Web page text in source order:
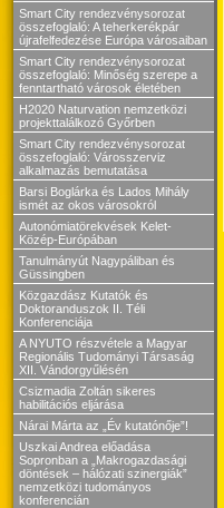
Smart City rendezvénysorozat
összefoglaló: A teherkerékpár
újrafelfedezése Európa városaiban
Smart City rendezvénysorozat
összefoglaló: Minőség szerepe a
fenntartható városok életében
H2020 Naturvation nemzetközi
projekttalálkozó Győrben
Smart City rendezvénysorozat
összefoglaló: Városszerviz
alkalmazás bemutatása
Barsi Boglárka és Lados Mihály
ismét az okos városokról
Autonómiatörekvések Kelet-
Közép-Európában
Tanulmányút Nagypáliban és
Güssingben
Közgazdász Kutatók és
Doktoranduszok II. Téli
Konferenciája
A NYUTO részvétele a Magyar
Regionális Tudományi Társaság
XII. Vándorgyűlésén
Csizmadia Zoltán sikeres
habilitációs eljárása
Nárai Márta az „Év kutatónője”!
Uszkai Andrea előadása
Sopronban a „Makrogazdasági
döntések – hálózati szinergiák”
nemzetközi tudományos
konferencián